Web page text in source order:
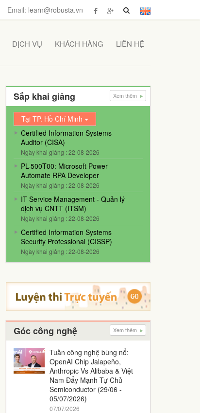
Email: learn@robusta.vn
DỊCH VỤ KHÁCH HÀNG LIÊN HỆ
Sắp khai giảng Xem thêm
Tại TP. Hồ Chí Minh
Certified Information Systems
Auditor (CISA)
Ngày khai giảng : 22-08-2026
PL-500T00: Microsoft Power
Automate RPA Developer
Ngày khai giảng : 22-08-2026
IT Service Management - Quản lý
dịch vụ CNTT (ITSM)
Ngày khai giảng : 22-08-2026
Certified Information Systems
Security Professional (CISSP)
Ngày khai giảng : 22-08-2026
Góc công nghệ Xem thêm
Tuần công nghệ bùng nổ:
OpenAI Chip Jalapeño,
Anthropic Vs Alibaba & Việt
Nam Đẩy Mạnh Tự Chủ
Semiconductor (29/06 -
05/07/2026)
07/07/2026